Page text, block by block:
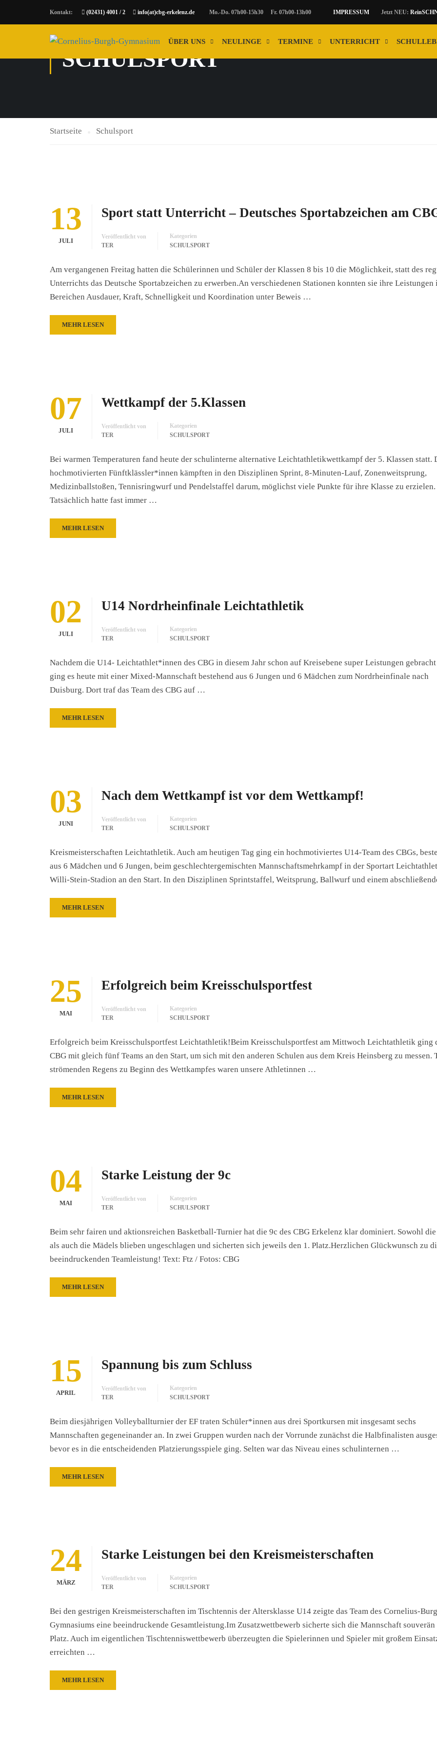
Kontakt: (02431) 4001 / 2 info(at)cbg-erkelenz.de Mo.-Do. 07h00-15h30 Fr. 07h00-13h00 IMPRESSUM Jetzt NEU:
ÜBER UNS NEULINGE TERMINE UNTERRICHT
SCHULSPORT
Startseite Schulsport
13
JULI
Sport statt Unterricht – Deutsches Sportabzeichen am
Veröffentlicht von
TER
Kategorien
SCHULSPORT
Am vergangenen Freitag hatten die Schülerinnen und Schüler der Klassen 8 bis 10 die Möglichkeit, statt des
Unterrichts das Deutsche Sportabzeichen zu erwerben.An verschiedenen Stationen konnten sie ihre Leistungen
Bereichen Ausdauer, Kraft, Schnelligkeit und Koordination unter Beweis …
MEHR LESEN
07
JULI
Wettkampf der 5.Klassen
Veröffentlicht von
TER
Kategorien
SCHULSPORT
Bei warmen Temperaturen fand heute der schulinterne alternative Leichtathletikwettkampf der 5. Klassen statt.
hochmotivierten Fünftklässler*innen kämpften in den Disziplinen Sprint, 8-Minuten-Lauf, Zonenweitsprung,
Medizinballstoßen, Tennisringwurf und Pendelstaffel darum, möglichst viele Punkte für ihre Klasse zu erzielen.
Tatsächlich hatte fast immer …
MEHR LESEN
02
JULI
U14 Nordrheinfinale Leichtathletik
Veröffentlicht von
TER
Kategorien
SCHULSPORT
Nachdem die U14- Leichtathlet*innen des CBG in diesem Jahr schon auf Kreisebene super Leistungen
ging es heute mit einer Mixed-Mannschaft bestehend aus 6 Jungen und 6 Mädchen zum Nordrheinfinale nach
Duisburg. Dort traf das Team des CBG auf …
MEHR LESEN
03
JUNI
Nach dem Wettkampf ist vor dem Wettkampf!
Veröffentlicht von
TER
Kategorien
SCHULSPORT
Kreismeisterschaften Leichtathletik. Auch am heutigen Tag ging ein hochmotiviertes U14-Team des CBGs,
aus 6 Mädchen und 6 Jungen, beim geschlechtergemischten Mannschaftsmehrkampf in der Sportart
Willi-Stein-Stadion an den Start. In den Disziplinen Sprintstaffel, Weitsprung, Ballwurf und einem
MEHR LESEN
25
MAI
Erfolgreich beim Kreisschulsportfest
Veröffentlicht von
TER
Kategorien
SCHULSPORT
Erfolgreich beim Kreisschulsportfest Leichtathletik!Beim Kreisschulsportfest am Mittwoch Leichtathletik ging
CBG mit gleich fünf Teams an den Start, um sich mit den anderen Schulen aus dem Kreis Heinsberg zu messen.
strömenden Regens zu Beginn des Wettkampfes waren unsere Athletinnen …
MEHR LESEN
04
MAI
Starke Leistung der 9c
Veröffentlicht von
TER
Kategorien
SCHULSPORT
Beim sehr fairen und aktionsreichen Basketball-Turnier hat die 9c des CBG Erkelenz klar dominiert. Sowohl die
als auch die Mädels blieben ungeschlagen und sicherten sich jeweils den 1. Platz.Herzlichen Glückwunsch zu
beeindruckenden Teamleistung! Text: Ftz / Fotos: CBG
MEHR LESEN
15
APRIL
Spannung bis zum Schluss
Veröffentlicht von
TER
Kategorien
SCHULSPORT
Beim diesjährigen Volleyballturnier der EF traten Schüler*innen aus drei Sportkursen mit insgesamt sechs
Mannschaften gegeneinander an. In zwei Gruppen wurden nach der Vorrunde zunächst die Halbfinalisten
bevor es in die entscheidenden Platzierungsspiele ging. Selten war das Niveau eines schulinternen …
MEHR LESEN
24
MÄRZ
Starke Leistungen bei den Kreismeisterschaften
Veröffentlicht von
TER
Kategorien
SCHULSPORT
Bei den gestrigen Kreismeisterschaften im Tischtennis der Altersklasse U14 zeigte das Team des Cornelius-
Gymnasiums eine beeindruckende Gesamtleistung.Im Zusatzwettbewerb sicherte sich die Mannschaft souverän
Platz. Auch im eigentlichen Tischtenniswettbewerb überzeugten die Spielerinnen und Spieler mit großem
erreichten …
MEHR LESEN